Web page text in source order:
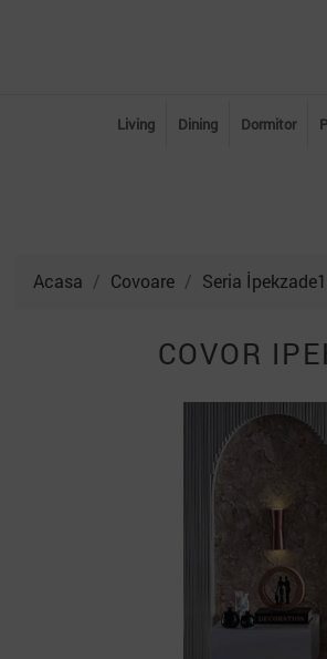
Living Dining Dormitor
Acasa Covoare Seria
COVOR